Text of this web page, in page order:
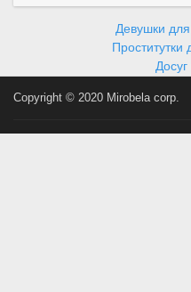
Девушки
Проститутки
Copyright © 2020 Mirobela corp.